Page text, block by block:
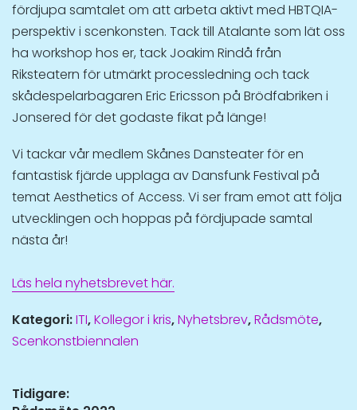
fördjupa samtalet om att arbeta aktivt med HBTQIA-
perspektiv i scenkonsten. Tack till Atalante som lät oss
ha workshop hos er, tack Joakim Rindå från
Riksteatern för utmärkt processledning och tack
skådespelarbagaren Eric Ericsson på Brödfabriken i
Jonsered för det godaste fikat på länge!
Vi tackar vår medlem Skånes Dansteater för en
fantastisk fjärde upplaga av Dansfunk Festival på
temat Aesthetics of Access. Vi ser fram emot att följa
utvecklingen och hoppas på fördjupade samtal
nästa år!
Läs hela nyhetsbrevet här.
Kategori:ITI,Kollegor i kris,Nyhetsbrev,Rådsmöte,
Scenkonstbiennalen
Inläggsnavigering
Tidigare: